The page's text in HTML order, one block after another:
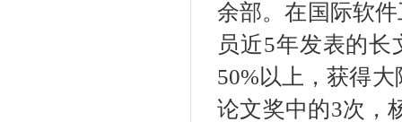
余部。在国际软
员近5年发表的长
50%以上，获得
论文奖中的3次，